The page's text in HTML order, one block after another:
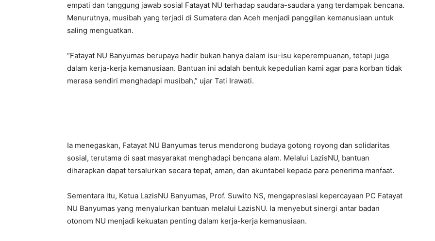
empati dan tanggung jawab sosial Fatayat NU terhadap saudara-saudara yang terdampak bencana.
Menurutnya, musibah yang terjadi di Sumatera dan Aceh menjadi panggilan kemanusiaan untuk
saling menguatkan.
“Fatayat NU Banyumas berupaya hadir bukan hanya dalam isu-isu keperempuanan, tetapi juga
dalam kerja-kerja kemanusiaan. Bantuan ini adalah bentuk kepedulian kami agar para korban tidak
merasa sendiri menghadapi musibah,” ujar Tati Irawati.
Ia menegaskan, Fatayat NU Banyumas terus mendorong budaya gotong royong dan solidaritas
sosial, terutama di saat masyarakat menghadapi bencana alam. Melalui LazisNU, bantuan
diharapkan dapat tersalurkan secara tepat, aman, dan akuntabel kepada para penerima manfaat.
Sementara itu, Ketua LazisNU Banyumas, Prof. Suwito NS, mengapresiasi kepercayaan PC Fatayat
NU Banyumas yang menyalurkan bantuan melalui LazisNU. Ia menyebut sinergi antar badan
otonom NU menjadi kekuatan penting dalam kerja-kerja kemanusiaan.